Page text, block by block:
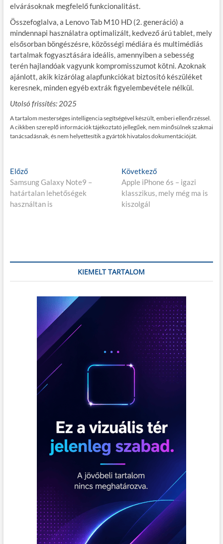
elvárásoknak megfelelő funkcionalitást.
Összefoglalva, a Lenovo Tab M10 HD (2. generáció) a
mindennapi használatra optimalizált, kedvező árú tablet, mely
elsősorban böngészésre, közösségi médiára és multimédiás
tartalmak fogyasztására ideális, amennyiben a sebesség
terén hajlandóak vagyunk kompromisszumot kötni. Azoknak
ajánlott, akik kizárólag alapfunkciókat biztosító készüléket
keresnek, minden egyéb extrák figyelembevétele nélkül.
Utolsó frissítés: 2025
A tartalom mesterséges intelligencia segítségével készült, emberi ellenőrzéssel.
A cikkben szereplő információk tájékoztató jellegűek, nem minősülnek szakmai
tanácsadásnak, és nem helyettesítik a gyártók hivatalos dokumentációját.
Bejegyzés
navigáció
ElőzőE
l
ő
z
Samsung Galaxy Note9 –
határtalan lehetőségek
használtan is
KövetkezőK
ö
v
o
t
:
Apple iPhone 6s – igazi
klasszikus, mely még ma is
kiszolgál
KIEMELT TARTALOM